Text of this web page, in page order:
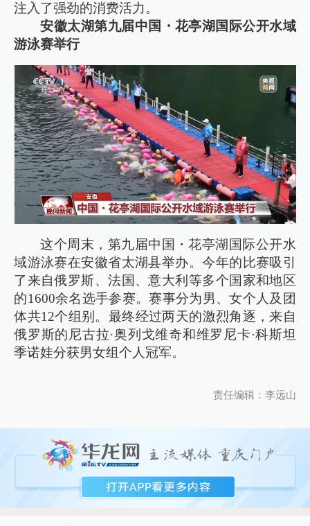
注入了强劲的消费活力。
安徽太湖第九届中国・花亭湖国际公开水域
游泳赛举行
这个周末，第九届中国・花亭湖国际公开水
域游泳赛在安徽省太湖县举办。今年的比赛吸引
了来自俄罗斯、法国、意大利等多个国家和地区
的1600余名选手参赛。赛事分为男、女个人及团
体共12个组别。最终经过两天的激烈角逐，来自
俄罗斯的尼古拉·奥列戈维奇和维罗尼卡·科斯坦
季诺娃分获男女组个人冠军。
责任编辑：李远山